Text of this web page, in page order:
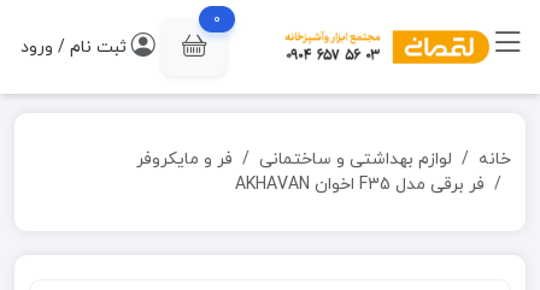
0
ثبت نام / ورود
خانه لوازم بهداشتی و ساختمانی
فر و مایکروفر
فر برقی مدل F35 اخوان AKHAVAN